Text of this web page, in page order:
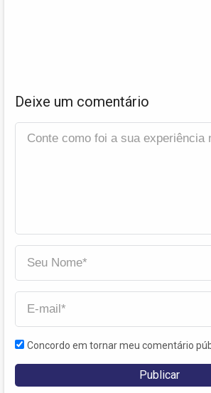
Deixe um comentário
Concordo em tornar meu comentário